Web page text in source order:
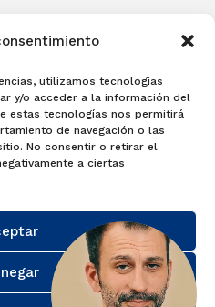
utilizamos tecnologías
y/o acceder a la información del
estas tecnologías nos permitirá
de navegación o las
No consentir o retirar el
a ciertas
Qualifications
y obtén tu